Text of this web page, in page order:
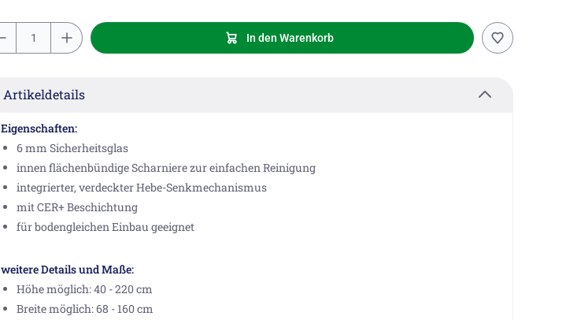
In den Warenkorb
Artikeldetails
Eigenschaften:
6 mm Sicherheitsglas
innen flächenbündige Scharniere zur einfachen Reinigung
integrierter, verdeckter Hebe-Senkmechanismus
mit CER+ Beschichtung
für bodengleichen Einbau geeignet
weitere Details und Maße:
Höhe möglich: 40 - 220 cm
Breite möglich: 68 - 160 cm